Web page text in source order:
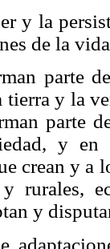
y la
de la
parte
y la
parte
y
crean y a
y rurales,
y